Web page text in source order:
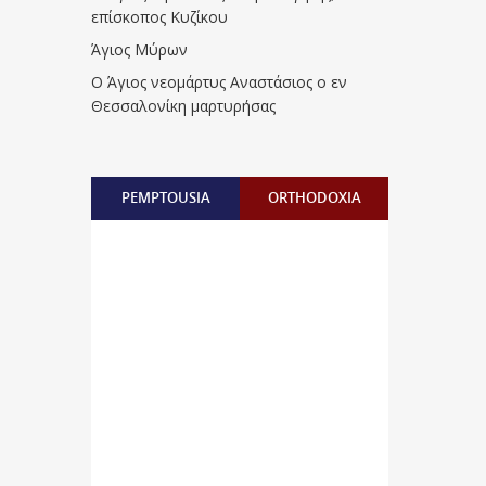
επίσκοπος Κυζίκου
Άγιος Μύρων
Ο Άγιος νεομάρτυς Αναστάσιος ο εν
Θεσσαλονίκη μαρτυρήσας
PEMPTOUSIA ORTHODOXIA